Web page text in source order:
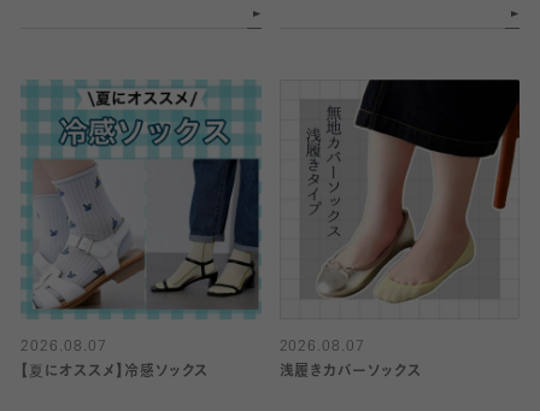
2026.08.07
【夏にオススメ】冷感ソックス
2026.08.07
浅履きカバーソックス